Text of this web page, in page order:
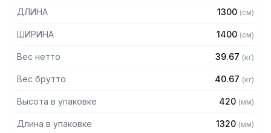
оборудование формирует микроклимат в помещении и
защищает сотрудников горячего цеха.
— Бескаркасный
0,8мм
— Поставляется в собранном виде
ДЛИНА 1300 (см)
ШИРИНА 1400 (см)
Вес нетто 39.67 (кг)
Вес брутто 40.67 (кг)
Высота в упаковке 420 (мм)
Длина в упаковке 1320 (мм)